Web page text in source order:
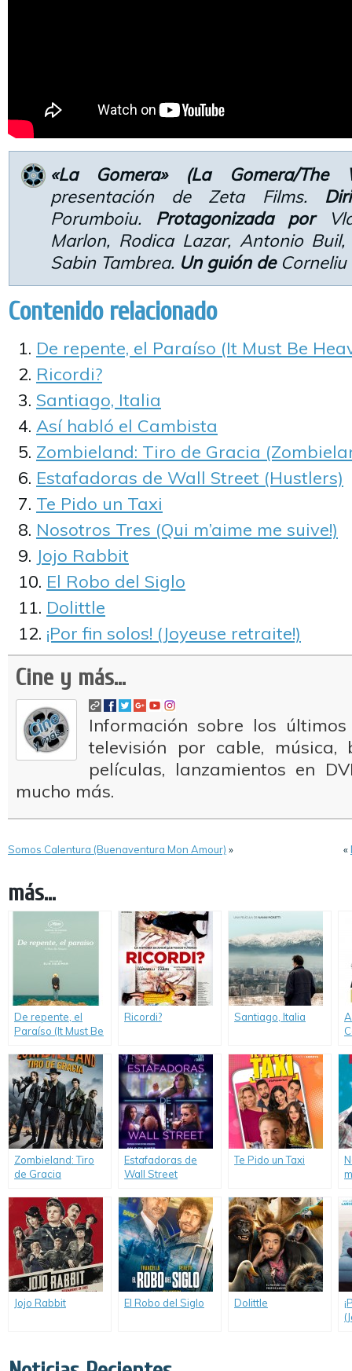
«La Gomera» (La Gomera/The
presentación de Zeta Films.
Porumboiu. Protagonizada por
Marlon, Rodica Lazar, Antonio
Sabin Tambrea. Un guión deCorneliu
Contenido relacionado
De repente, el Paraíso (It Must Be
Ricordi?
Santiago, Italia
Así habló el Cambista
Zombieland: Tiro de Gracia
Estafadoras de Wall Street (Hustlers)
Te Pido un Taxi
Nosotros Tres (Qui m’aime me suive!)
Jojo Rabbit
El Robo del Siglo
Dolittle
¡Por fin solos! (Joyeuse retraite!)
Cine y más...
Información sobre los
televisión por cable, música,
películas, lanzamientos en
mucho más.
Somos Calentura (Buenaventura Mon Amour) » «
más...
De repente, el
Paraíso (It Must Be
Ricordi? Santiago, Italia
Zombieland: Tiro
de Gracia
Double Tap)
Estafadoras de
Wall Street
Te Pido un Taxi
Jojo Rabbit El Robo del Siglo Dolittle